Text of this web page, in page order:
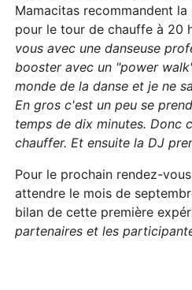
Mamacitas recommandent
pour le tour de chauffe à 20
vous avec une danseuse
booster avec un "power
monde de la danse et je ne
En gros c'est un peu se
temps de dix minutes. Donc
chauffer. Et ensuite la DJ
Pour le prochain rendez-
attendre le mois de
bilan de cette première
partenaires et les